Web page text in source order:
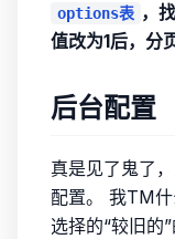
options表 ，
值改为1后，分
后台配置
真是见了鬼了
配置。 我TM
选择的“较旧的”